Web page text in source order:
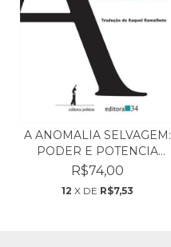
A ANOMALIA SELVAGEM:
PODER E POTENCIA
EM...
R$74,00
12 X DE R$7,53